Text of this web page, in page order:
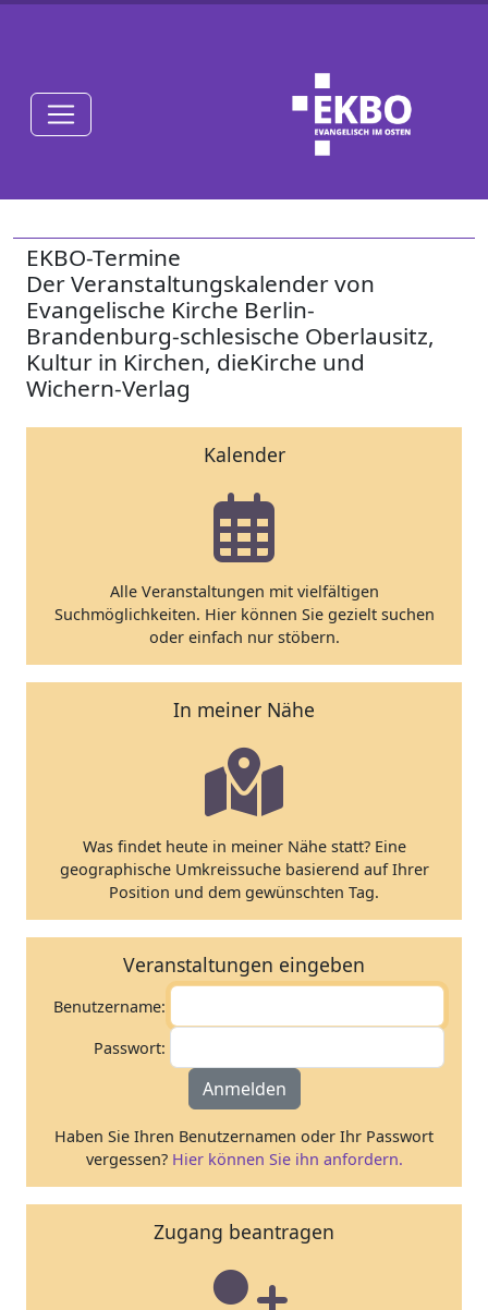
EKBO-Termine
Der Veranstaltungskalender von
Evangelische Kirche Berlin-
Brandenburg-schlesische Oberlausitz,
Kultur in Kirchen, dieKirche und
Wichern-Verlag
Kalender
Alle Veranstaltungen mit vielfältigen
Suchmöglichkeiten. Hier können Sie gezielt suchen
oder einfach nur stöbern.
In meiner Nähe
Was findet heute in meiner Nähe statt? Eine
geographische Umkreissuche basierend auf Ihrer
Position und dem gewünschten Tag.
Veranstaltungen eingeben
Benutzername:
Passwort:
Anmelden
Haben Sie Ihren Benutzernamen oder Ihr Passwort
vergessen? Hier können Sie ihn anfordern.
Zugang beantragen